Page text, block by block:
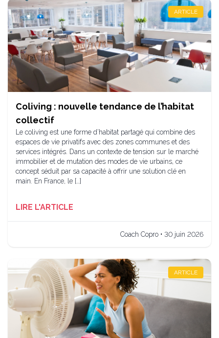
ARTICLE
Coliving : nouvelle tendance de l’habitat
collectif
Le coliving est une forme d’habitat partagé qui combine des
espaces de vie privatifs avec des zones communes et des
services intégrés. Dans un contexte de tension sur le marché
immobilier et de mutation des modes de vie urbains, ce
concept séduit par sa capacité à offrir une solution clé en
main. En France, le […]
LIRE L'ARTICLE
Coach Copro • 30 juin 2026
ARTICLE